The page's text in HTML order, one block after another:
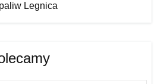
Legnica